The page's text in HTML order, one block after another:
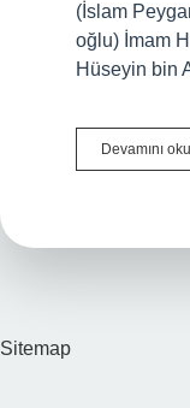
(İslam
oğlu) İmam
Hüseyin bin
Devamını
Sitemap